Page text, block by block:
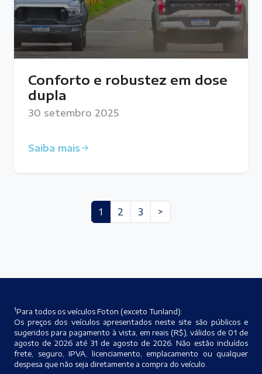
Conforto e robustez em dose
dupla
30 setembro 2025
Saiba mais
1 2 3 >
1Para todos os veículos Foton (exceto Tunland):
Os preços dos veículos apresentados neste site são públicos e
sugeridos para pagamento à vista, em reais (R$), válidos de 01 de
agosto de 2026 até 31 de agosto de 2026. Não estão incluídos
frete, seguro, IPVA, licenciamento, emplacamento ou qualquer
despesa que não seja diretamente a compra do veículo.